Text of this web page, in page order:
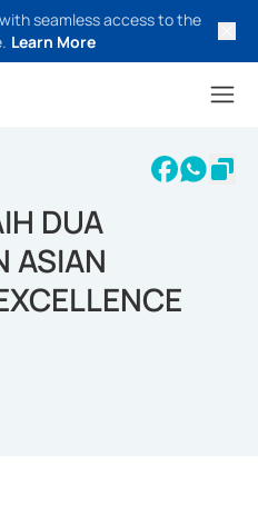
seamless access to the
Learn More
DUA
ASIAN